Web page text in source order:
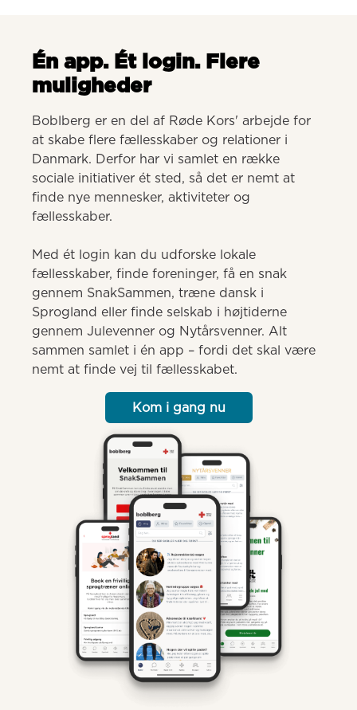
Én app. Ét login. Flere
muligheder
Boblberg er en del af Røde Kors' arbejde for
at skabe flere fællesskaber og relationer i
Danmark. Derfor har vi samlet en række
sociale initiativer ét sted, så det er nemt at
finde nye mennesker, aktiviteter og
fællesskaber.
Med ét login kan du udforske lokale
fællesskaber, finde foreninger, få en snak
gennem SnakSammen, træne dansk i
Sprogland eller finde selskab i højtiderne
gennem Julevenner og Nytårsvenner. Alt
sammen samlet i én app – fordi det skal være
nemt at finde vej til fællesskabet.
Kom i gang nu